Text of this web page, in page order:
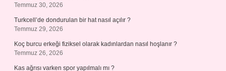
Temmuz 30, 2026
Turkcell’de dondurulan bir hat nasıl açılır ?
Temmuz 29, 2026
Koç burcu erkeği fiziksel olarak kadınlardan nasıl hoşlanır ?
Temmuz 26, 2026
Kas ağrısı varken spor yapılmalı mı ?